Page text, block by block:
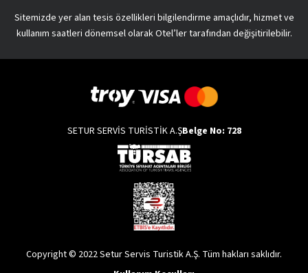
Sitemizde yer alan tesis özellikleri bilgilendirme amaçlıdır, hizmet ve
kullanım saatleri dönemsel olarak Otel’ler tarafından değişitirilebilir.
SETUR SERVİS TURİSTİK A.ŞBelge No: 728
Copyright © 2022 Setur Servis Turistik A.Ş. Tüm hakları saklıdır.